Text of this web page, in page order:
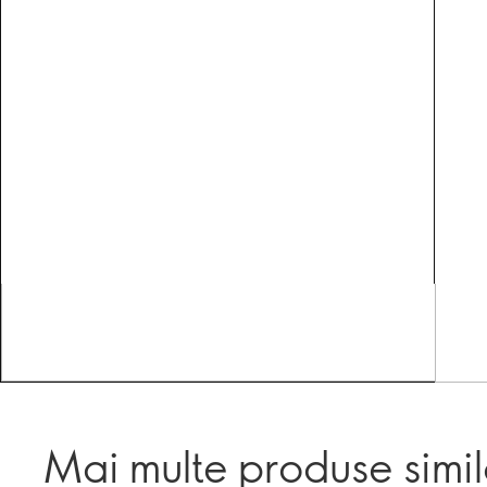
Mai multe produse